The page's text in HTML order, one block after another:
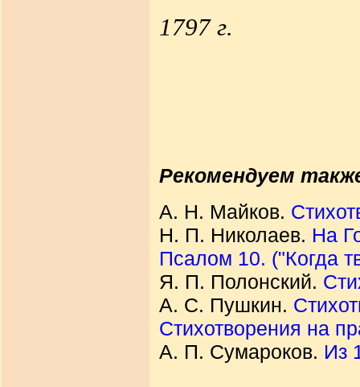
1797 г.
Рекомендуем
А. Н. Майков.
Н. П. Николаев. На
Псалом 10. ("Когда
Я. П. Полонский.
А. С. Пушкин.
Стихотворения на
А. П. Сумароков. Из